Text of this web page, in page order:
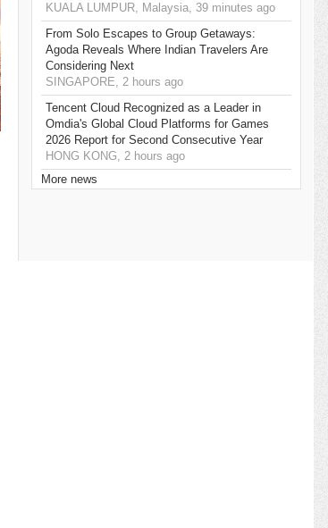
KUALA LUMPUR, Malaysia, 39 minutes ago
From Solo Escapes to Group Getaways:
Agoda Reveals Where Indian Travelers Are
Considering Next
SINGAPORE, 2 hours ago
Tencent Cloud Recognized as a Leader in
Omdia's Global Cloud Platforms for Games
2026 Report for Second Consecutive Year
HONG KONG, 2 hours ago
More news